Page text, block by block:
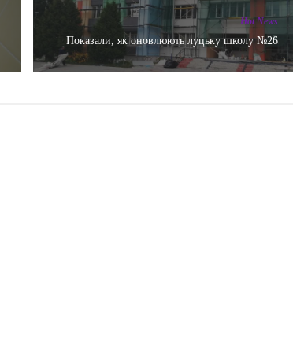
Hot News
Показали, як оновлюють луцьку школу №26